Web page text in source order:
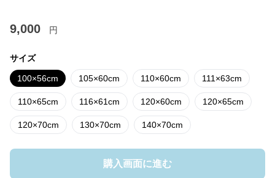
9,000 円
サイズ
100×56cm 105×60cm 110×60cm 111×63cm
110×65cm 116×61cm 120×60cm 120×65cm
120×70cm 130×70cm 140×70cm
購入画面に進む